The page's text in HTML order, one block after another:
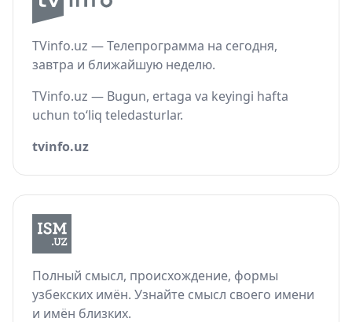
TVinfo.uz — Телепрограмма на сегодня,
завтра и ближайшую неделю.
TVinfo.uz — Bugun, ertaga va keyingi hafta
uchun to‘liq teledasturlar.
tvinfo.uz
Полный смысл, происхождение, формы
узбекских имён. Узнайте смысл своего имени
и имён близких.